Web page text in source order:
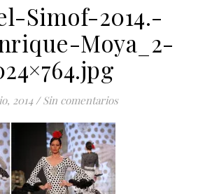
Simof-2014.-
Moya_2-
2014 / Sin comentarios